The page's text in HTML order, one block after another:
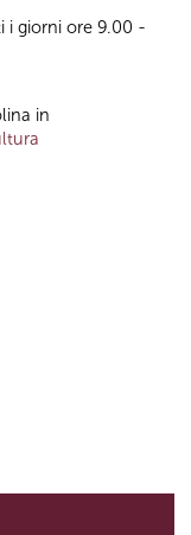
i giorni ore 9.00 -
in